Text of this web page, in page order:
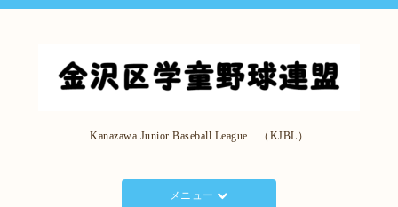
Kanazawa Junior Baseball League （KJBL）
メニュー